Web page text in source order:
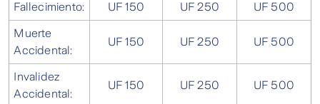
Fallecimiento: UF 150 UF 250 UF 500
Muerte
Accidental:
UF 150 UF 250 UF 500
Invalidez
Accidental:
UF 150 UF 250 UF 500